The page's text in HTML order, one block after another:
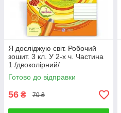
Я досліджую світ. Робочий
зошит. 3 кл. У 2-х ч. Частина
1 /двоколірний/
Готово до відправки
56 ₴ 70 ₴